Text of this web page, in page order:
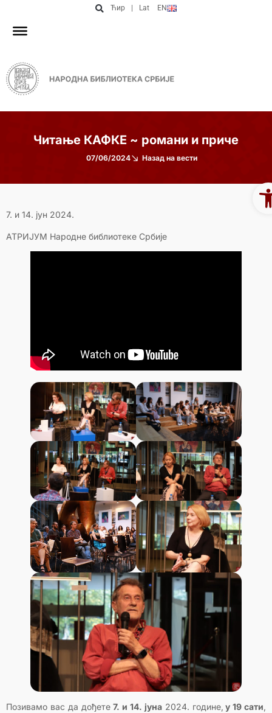
Ћир Lat EN
Читање КАФКЕ ~ романи и приче
07/06/2024 Назад на вести
7. и 14. јун 2024.
АТРИЈУМ Народне библиотеке Србије
Позивамо вас да дођете7. и 14. јуна2024. године, у 19 сати,